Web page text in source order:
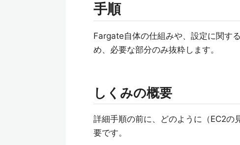
手順
Fargate自体の仕組みや、設定に関す
め、必要な部分のみ抜粋します。
しくみの概要
詳細手順の前に、どのように（EC2
要です。